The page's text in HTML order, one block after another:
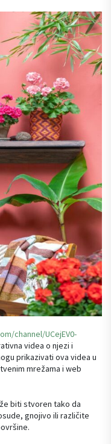
channel/UCejEV0-
videa o njezi i
prikazivati ova videa u
mrežama i web
biti stvoren tako da
gnojivo ili različite